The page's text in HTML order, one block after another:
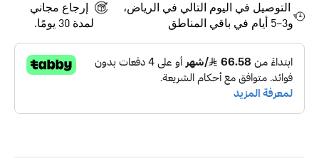
التوصيل في اليوم التالي في الرياض،
و3–5 أيام في باقي المناطق
إرجاع مجاني
لمدة 30 يومًا.